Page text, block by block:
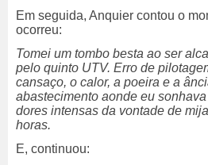
Em seguida, Anquier contou o
ocorreu:
Tomei um tombo besta ao ser
pelo quinto UTV. Erro de
cansaço, o calor, a poeira e a
abastecimento aonde eu
dores intensas da vontade de
horas.
E, continuou: